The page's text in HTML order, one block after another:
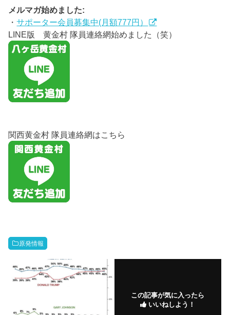
メルマガ始めました:
・サポーター会員募集中(月額777円）
LINE版 黄金村 隊員連絡網始めました（笑）
関西黄金村 隊員連絡網はこちら
原発情報
この記事が気に入ったら
いいねしよう！